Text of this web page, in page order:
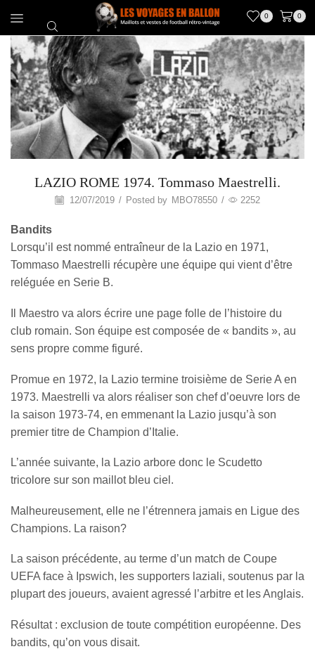
0 0
LAZIO ROME 1974. Tommaso Maestrelli.
12/07/2019 / Posted by MBO78550 / 2252
Bandits
Lorsqu’il est nommé entraîneur de la Lazio en 1971,
Tommaso Maestrelli récupère une équipe qui vient d’être
reléguée en Serie B.
Il Maestro va alors écrire une page folle de l’histoire du
club romain. Son équipe est composée de « bandits », au
sens propre comme figuré.
Promue en 1972, la Lazio termine troisième de Serie A en
1973. Maestrelli va alors réaliser son chef d’oeuvre lors de
la saison 1973-74, en emmenant la Lazio jusqu’à son
premier titre de Champion d’Italie.
L’année suivante, la Lazio arbore donc le Scudetto
tricolore sur son maillot bleu ciel.
Malheureusement, elle ne l’étrennera jamais en Ligue des
Champions. La raison?
La saison précédente, au terme d’un match de Coupe
UEFA face à Ipswich, les supporters laziali, soutenus par la
plupart des joueurs, avaient agressé l’arbitre et les Anglais.
Résultat : exclusion de toute compétition européenne. Des
bandits, qu’on vous disait.